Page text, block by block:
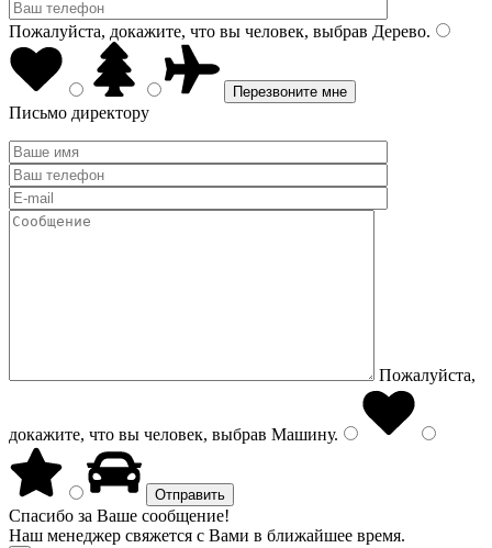
Пожалуйста, докажите, что вы человек, выбрав Дерево.
Письмо директору
Пожалуйста,
докажите, что вы человек, выбрав Машину.
Спасибо за Ваше сообщение!
Наш менеджер свяжется с Вами в ближайшее время.